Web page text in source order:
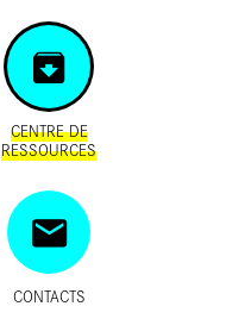
CENTRE DE
RESSOURCES
CONTACTS